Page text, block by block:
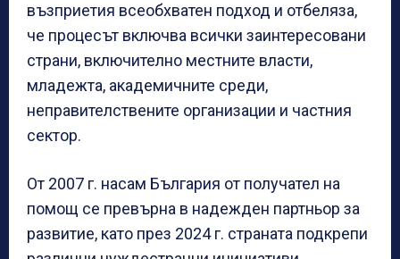
възприетия всеобхватен подход и отбеляза,
че процесът включва всички заинтересовани
страни, включително местните власти,
младежта, академичните среди,
неправителствените организации и частния
сектор.
От 2007 г. насам България от получател на
помощ се превърна в надежден партньор за
развитие, като през 2024 г. страната подкрепи